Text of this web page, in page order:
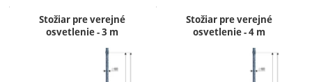
Stožiar pre verejné
osvetlenie - 3 m
Stožiar pre verejné
osvetlenie - 4 m